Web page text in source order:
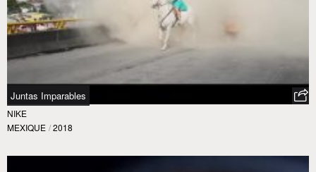
Juntas Imparables
NIKE
MEXIQUE / 2018